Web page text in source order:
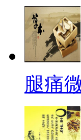
腿痛